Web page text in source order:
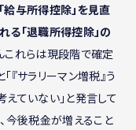
与所得控除」を見直
る「退職所得控除」の
これらは現段階で確定
『サラリーマン増税』う
ていない」と発言して
今後税金が増えること